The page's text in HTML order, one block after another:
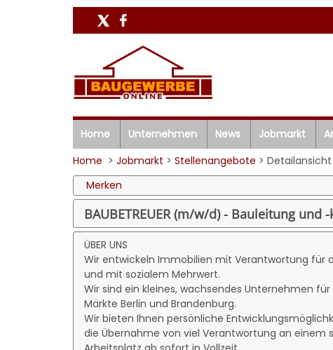
Home Unternehmen News Jobmarkt
Home > Jobmarkt > Stellenangebote > Detailansicht
Merken
BAUBETREUER (m/w/d) - Bauleitung und
ÜBER UNS
Wir entwickeln Immobilien mit Verantwortung für
und mit sozialem Mehrwert.
Wir sind ein kleines, wachsendes Unternehmen für
Märkte Berlin und Brandenburg.
Wir bieten Ihnen persönliche
die Übernahme von viel Verantwortung an einem